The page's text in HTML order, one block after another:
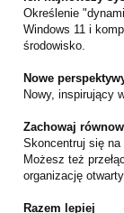
Określenie
Windows 11 i
środowisko.
Nowe
Nowy, inspirujący
Zachowaj
Skoncentruj się na
Możesz też
organizację
Razem lepiej